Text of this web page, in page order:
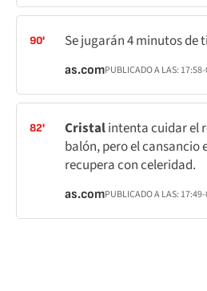
90' Se jugarán 4 minutos de
as.comPUBLICADO A LAS: 17:58
82' Cristalintenta cuidar el
balón, pero el cansancio
recupera con celeridad.
as.comPUBLICADO A LAS: 17:49